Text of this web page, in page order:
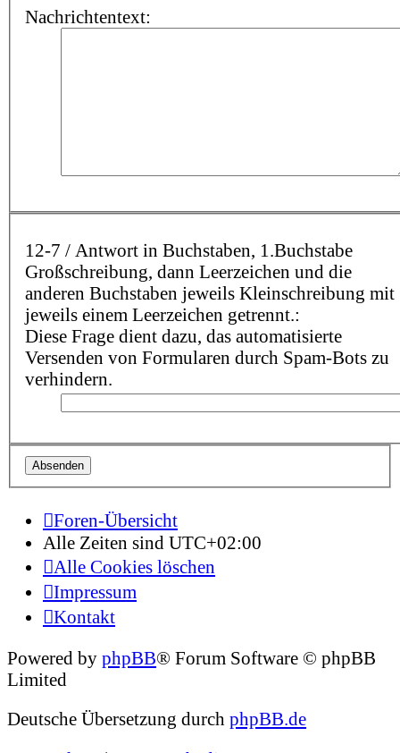
Nachrichtentext:
12-7 / Antwort in Buchstaben, 1.Buchstabe
Großschreibung, dann Leerzeichen und die
anderen Buchstaben jeweils Kleinschreibung mit
jeweils einem Leerzeichen getrennt.:
Diese Frage dient dazu, das automatisierte
Versenden von Formularen durch Spam-Bots zu
verhindern.
Foren-Übersicht
Alle Zeiten sind UTC+02:00
Alle Cookies löschen
Impressum
Kontakt
Powered by phpBB® Forum Software © phpBB
Limited
Deutsche Übersetzung durch phpBB.de